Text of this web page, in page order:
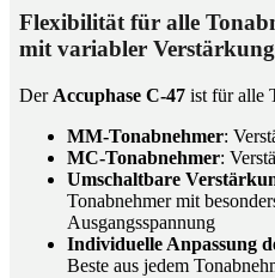
Flexibilität für alle
mit variabler Verstärkung
Der Accuphase C-47 ist für alle
MM-Tonabnehmer:
MC-Tonabnehmer:
Umschaltbare
Tonabnehmer mit
Ausgangsspannung
Individuelle Anpassung
Beste aus jedem